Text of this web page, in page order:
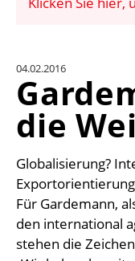
04.02.2016
die
Globalisierung?
Für Gardemann,
den international
stehen die